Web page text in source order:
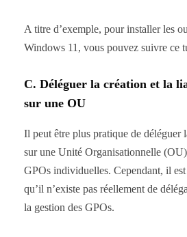
A titre d’exemple, pour installer les
Windows 11, vous pouvez suivre ce
C. Déléguer la création et la
sur une OU
Il peut être plus pratique de déléguer
sur une Unité Organisationnelle
GPOs individuelles. Cependant, il
qu’il n’existe pas réellement de
la gestion des GPOs.